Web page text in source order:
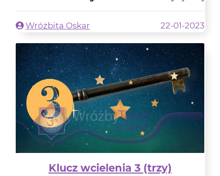
Wróżbita Oskar 22-01-2023
Klucz wcielenia 3 (trzy)